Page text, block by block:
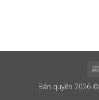
Bản quyền 2026 ©